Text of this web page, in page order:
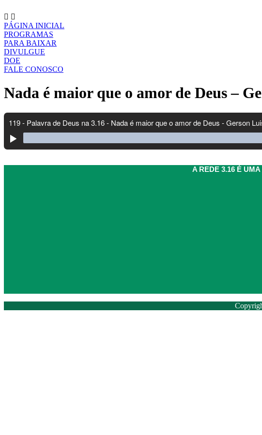
para
o
conteúdo
PÁGINA INICIAL
PROGRAMAS
PARA BAIXAR
DIVULGUE
DOE
FALE CONOSCO
Nada é maior que o amor de Deus –
A REDE 3.16 É